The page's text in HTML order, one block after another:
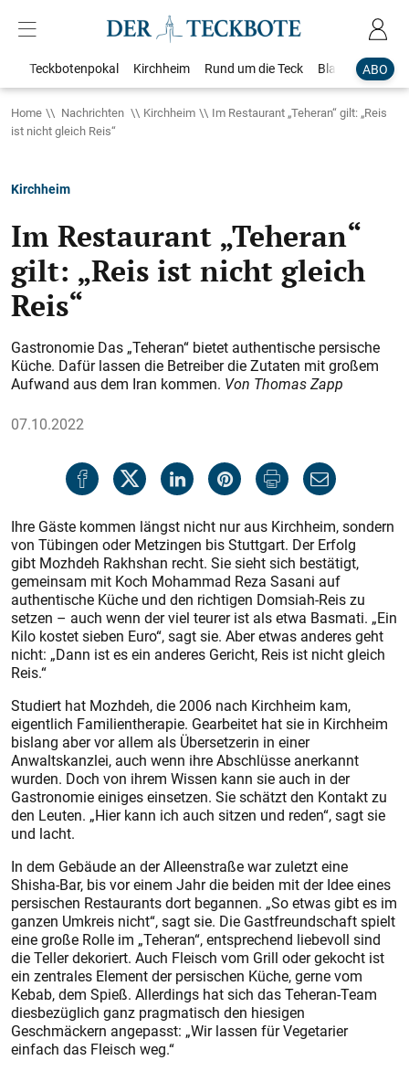
ABO
Teckbotenpokal Kirchheim Rund um die Teck Blaulicht
Home Nachrichten Kirchheim
Im Restaurant „Teheran“ gilt: „Reis
ist nicht gleich Reis“
Kirchheim
Im Restaurant „Teheran“
gilt: „Reis ist nicht gleich
Reis“
Gastronomie Das „Teheran“ bietet authentische persische
Küche. Dafür lassen die Betreiber die Zutaten mit großem
Aufwand aus dem Iran kommen. Von Thomas Zapp
07.10.2022
Ihre Gäste kommen längst nicht nur aus Kirchheim, sondern
von Tübingen oder Metzingen bis Stuttgart. Der Erfolg
gibt Mozhdeh Rakhshan recht. Sie sieht sich bestätigt,
gemeinsam mit Koch Mohammad Reza Sasani auf
authentische Küche und den richtigen Domsiah-Reis zu
setzen – auch wenn der viel teurer ist als etwa Basmati. „Ein
Kilo kostet sieben Euro“, sagt sie. Aber etwas anderes geht
nicht: „Dann ist es ein anderes Gericht, Reis ist nicht gleich
Reis.“
Studiert hat Mozhdeh, die 2006 nach Kirchheim kam,
eigentlich Familientherapie. Gearbeitet hat sie in Kirchheim
bislang aber vor allem als Übersetzerin in einer
Anwaltskanzlei, auch wenn ihre Abschlüsse anerkannt
wurden. Doch von ihrem Wissen kann sie auch in der
Gastronomie einiges einsetzen. Sie schätzt den Kontakt zu
den Leuten. „Hier kann ich auch sitzen und reden“, sagt sie
und lacht.
In dem Gebäude an der Alleenstraße war zuletzt eine
Shisha-Bar, bis vor einem Jahr die beiden mit der Idee eines
persischen Restaurants dort begannen. „So etwas gibt es im
ganzen Umkreis nicht“, sagt sie. Die Gastfreundschaft spielt
eine große Rolle im „Teheran“, entsprechend liebevoll sind
die Teller dekoriert. Auch Fleisch vom Grill oder gekocht ist
ein zentrales Element der persischen Küche, gerne vom
Kebab, dem Spieß. Allerdings hat sich das Teheran-Team
diesbezüglich ganz pragmatisch den hiesigen
Geschmäckern angepasst: „Wir lassen für Vegetarier
einfach das Fleisch weg.“